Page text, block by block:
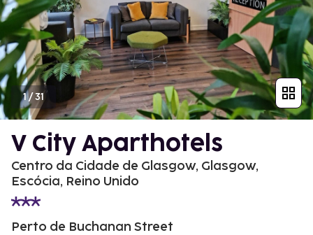
1/31
V City Aparthotels
Centro da Cidade de Glasgow, Glasgow,
Escócia, Reino Unido
Perto de Buchanan Street